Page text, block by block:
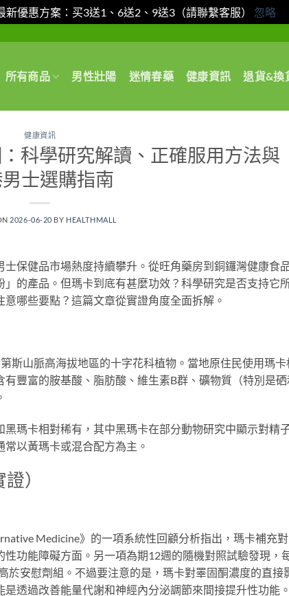
新優惠方案：买3送1、6送2、9送3（請聯繫客服） 忽略
所有商品 男性壯陽 迷情春藥 健康資訊 退貨&換
健康資訊
科學研究解讀、正確服用方法與
士選購指南
2026-06-20 BY HEALTHMALL
保健品市場熱度持續攀升。從旺角藥房到銅鑼灣健康食
的產品。但瑪卡到底有甚麼功效？科學研究是否支持它
哪些要點？這篇文章從實證角度全面拆解。
斯山脈高海拔地區的十字花科植物。當地原住民使用瑪卡
豐富的胺基酸、脂肪酸、維生素B群、礦物質（特別是
瑪卡相對稀有，其中黑瑪卡在部分動物研究中顯示對精
以黃瑪卡或混合配方為主。
）
Medicine》的一項系統性回顧分析指出，瑪卡補充
功能障礙方面。另一項為期12週的隨機對照試驗發現，
於安慰劑組。不過要注意的是，瑪卡對睪固酮濃度的直接
透過改善能量代謝和神經內分泌調節來間接提升性功能